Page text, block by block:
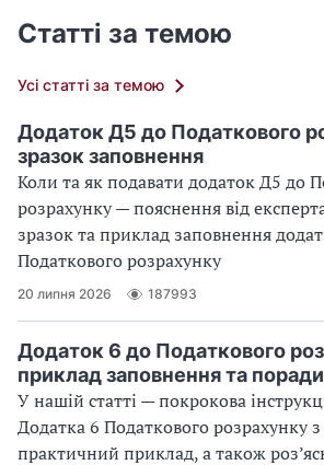
Статті за темою
Усі статті за темою
Додаток Д5 до Податкового
зразок заповнення
Коли та як подавати додаток Д5 до
розрахунку — пояснення від
зразок та приклад заповнення
Податкового розрахунку
20 липня 2026 187993
Додаток 6 до Податкового
приклад заповнення та
У нашій статті — покрокова
Додатка 6 Податкового розрахунку
практичний приклад, а також